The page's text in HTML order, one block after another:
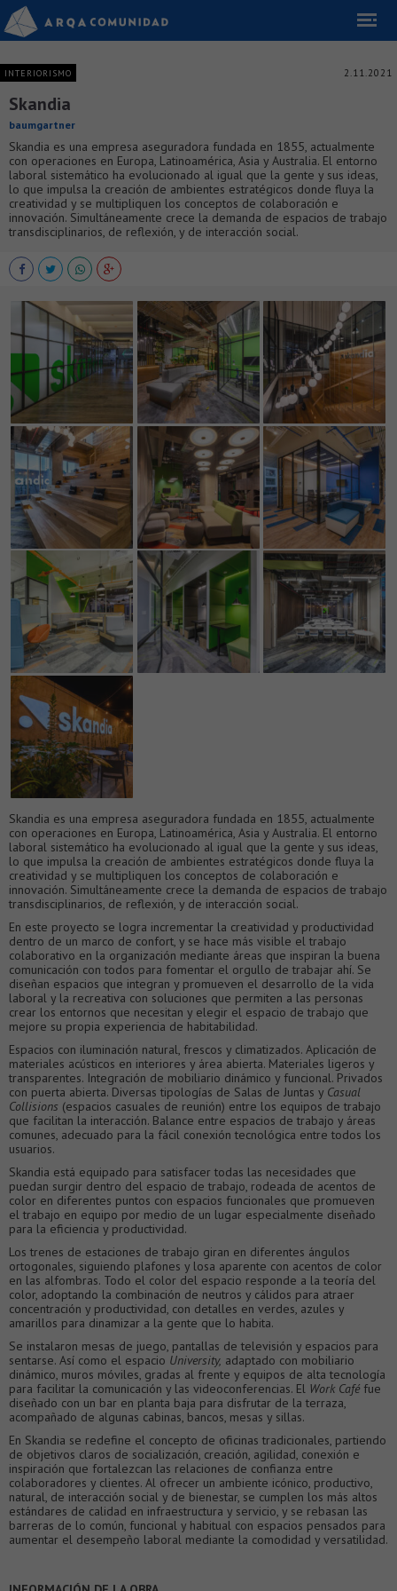
INTERIORISMO 2.11.2021
Skandia
baumgartner
Skandia es una empresa aseguradora fundada en 1855, actualmente
con operaciones en Europa, Latinoamérica, Asia y Australia. El entorno
laboral sistemático ha evolucionado al igual que la gente y sus ideas,
lo que impulsa la creación de ambientes estratégicos donde fluya la
creatividad y se multipliquen los conceptos de colaboración e
innovación. Simultáneamente crece la demanda de espacios de trabajo
transdisciplinarios, de reflexión, y de interacción social.
Skandia es una empresa aseguradora fundada en 1855, actualmente
con operaciones en Europa, Latinoamérica, Asia y Australia. El entorno
laboral sistemático ha evolucionado al igual que la gente y sus ideas,
lo que impulsa la creación de ambientes estratégicos donde fluya la
creatividad y se multipliquen los conceptos de colaboración e
innovación. Simultáneamente crece la demanda de espacios de trabajo
transdisciplinarios, de reflexión, y de interacción social.
En este proyecto se logra incrementar la creatividad y productividad
dentro de un marco de confort, y se hace más visible el trabajo
colaborativo en la organización mediante áreas que inspiran la buena
comunicación con todos para fomentar el orgullo de trabajar ahí. Se
diseñan espacios que integran y promueven el desarrollo de la vida
laboral y la recreativa con soluciones que permiten a las personas
crear los entornos que necesitan y elegir el espacio de trabajo que
mejore su propia experiencia de habitabilidad.
Espacios con iluminación natural, frescos y climatizados. Aplicación de
materiales acústicos en interiores y área abierta. Materiales ligeros y
transparentes. Integración de mobiliario dinámico y funcional. Privados
con puerta abierta. Diversas tipologías de Salas de Juntas y Casual
Collisions (espacios casuales de reunión) entre los equipos de trabajo
que facilitan la interacción. Balance entre espacios de trabajo y áreas
comunes, adecuado para la fácil conexión tecnológica entre todos los
usuarios.
Skandia está equipado para satisfacer todas las necesidades que
puedan surgir dentro del espacio de trabajo, rodeada de acentos de
color en diferentes puntos con espacios funcionales que promueven
el trabajo en equipo por medio de un lugar especialmente diseñado
para la eficiencia y productividad.
Los trenes de estaciones de trabajo giran en diferentes ángulos
ortogonales, siguiendo plafones y losa aparente con acentos de color
en las alfombras. Todo el color del espacio responde a la teoría del
color, adoptando la combinación de neutros y cálidos para atraer
concentración y productividad, con detalles en verdes, azules y
amarillos para dinamizar a la gente que lo habita.
Se instalaron mesas de juego, pantallas de televisión y espacios para
sentarse. Así como el espacio University, adaptado con mobiliario
dinámico, muros móviles, gradas al frente y equipos de alta tecnología
para facilitar la comunicación y las videoconferencias. El Work Café fue
diseñado con un bar en planta baja para disfrutar de la terraza,
acompañado de algunas cabinas, bancos, mesas y sillas.
En Skandia se redefine el concepto de oficinas tradicionales, partiendo
de objetivos claros de socialización, creación, agilidad, conexión e
inspiración que fortalezcan las relaciones de confianza entre
colaboradores y clientes. Al ofrecer un ambiente icónico, productivo,
natural, de interacción social y de bienestar, se cumplen los más altos
estándares de calidad en infraestructura y servicio, y se rebasan las
barreras de lo común, funcional y habitual con espacios pensados para
aumentar el desempeño laboral mediante la comodidad y versatilidad.